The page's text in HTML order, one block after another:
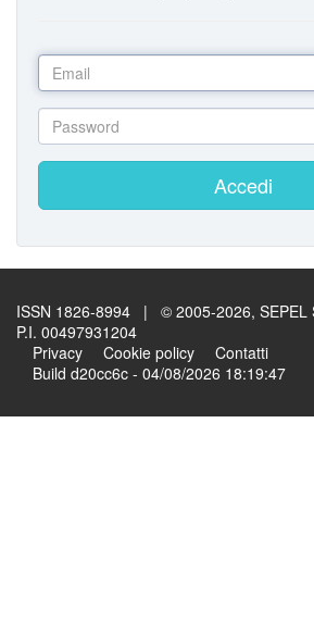
Accedi
ISSN 1826-8994 | © 2005-2026, SEPEL
P.I. 00497931204
Privacy
Cookie policy
Contatti
Build d20cc6c - 04/08/2026 18:19:47